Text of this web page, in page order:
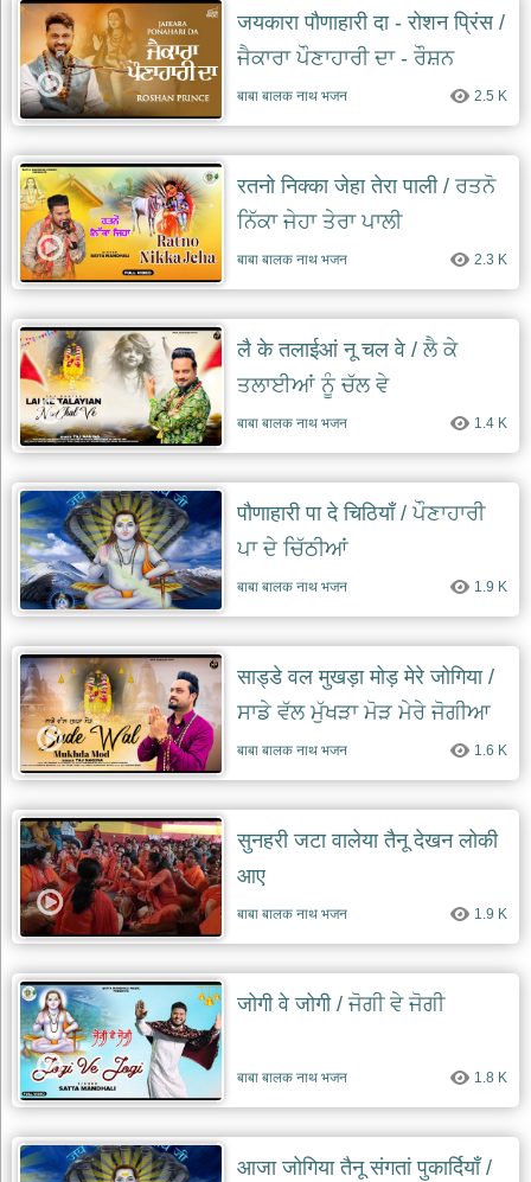
जयकारा पौणाहारी दा - रोशन प्रिंस /
ਜੈਕਾਰਾ ਪੌਣਾਹਾਰੀ ਦਾ - ਰੌਸ਼ਨ
ਪ੍ਰਿੰਸ
बाबा बालक नाथ भजन 2.5 K
रतनो निक्का जेहा तेरा पाली / ਰਤਨੋ
ਨਿੱਕਾ ਜੇਹਾ ਤੇਰਾ ਪਾਲੀ
बाबा बालक नाथ भजन 2.3 K
लै के तलाईआं नू चल वे / ਲੈ ਕੇ
ਤਲਾਈਆਂ ਨੂੰ ਚੱਲ ਵੇ
बाबा बालक नाथ भजन 1.4 K
पौणाहारी पा दे चिठियाँ / ਪੌਣਾਹਾਰੀ
ਪਾ ਦੇ ਚਿੱਠੀਆਂ
बाबा बालक नाथ भजन 1.9 K
साड्डे वल मुखड़ा मोड़ मेरे जोगिया /
ਸਾਡੇ ਵੱਲ ਮੁੱਖੜਾ ਮੋੜ ਮੇਰੇ ਜੋਗੀਆ
ਵੇ
बाबा बालक नाथ भजन 1.6 K
सुनहरी जटा वालेया तैनू देखन लोकी
आए
बाबा बालक नाथ भजन 1.9 K
जोगी वे जोगी / ਜੋਗੀ ਵੇ ਜੋਗੀ
बाबा बालक नाथ भजन 1.8 K
आजा जोगिया तैनू संगतां पुकार्दियाँ /